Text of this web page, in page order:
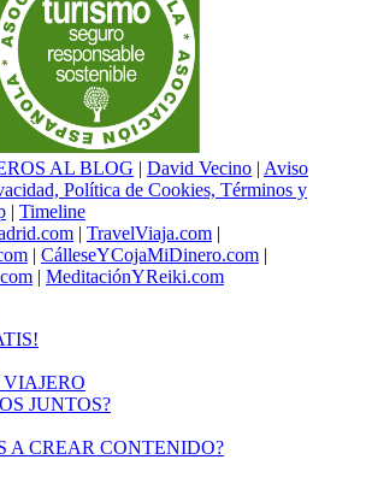
AL BLOG | David Vecino | Aviso
Política de Cookies, Términos y
| Timeline
| TravelViaja.com |
| CálleseYCojaMiDinero.com |
| MeditaciónYReiki.com
JUNTOS?
A CREAR CONTENIDO?